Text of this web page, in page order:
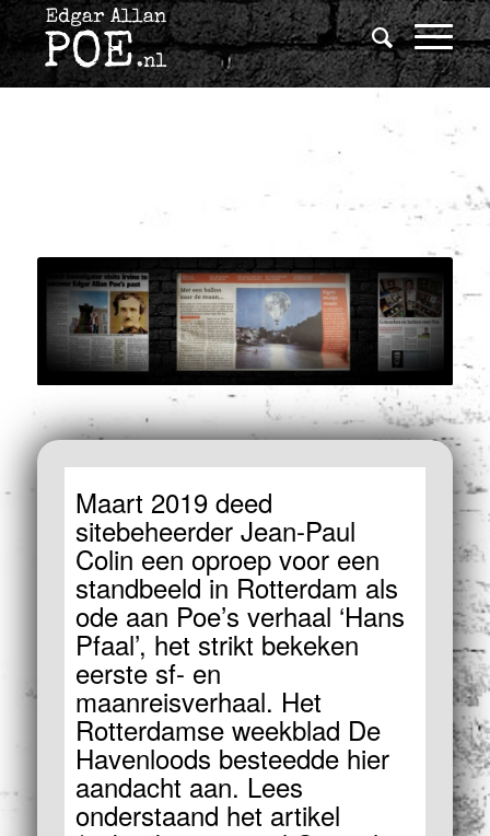
Maart 2019 deed
sitebeheerder Jean-Paul
Colin een oproep voor een
standbeeld in Rotterdam als
ode aan Poe’s verhaal ‘Hans
Pfaal’, het strikt bekeken
eerste sf- en
maanreisverhaal. Het
Rotterdamse weekblad De
Havenloods besteedde hier
aandacht aan. Lees
onderstaand het artikel